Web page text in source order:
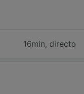
16min, directo